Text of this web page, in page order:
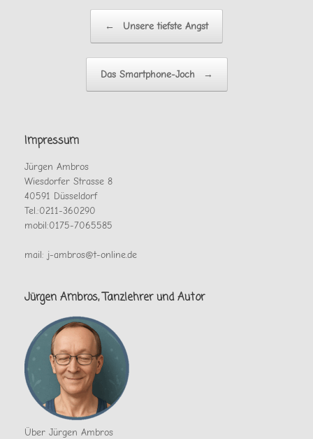
← Unsere tiefste Angst
Das Smartphone-Joch →
Impressum
Jürgen Ambros
Wiesdorfer Strasse 8
40591 Düsseldorf
Tel.:0211-360290
mobil:0175-7065585
mail: j-ambros@t-online.de
Jürgen Ambros, Tanzlehrer und Autor
Über Jürgen Ambros